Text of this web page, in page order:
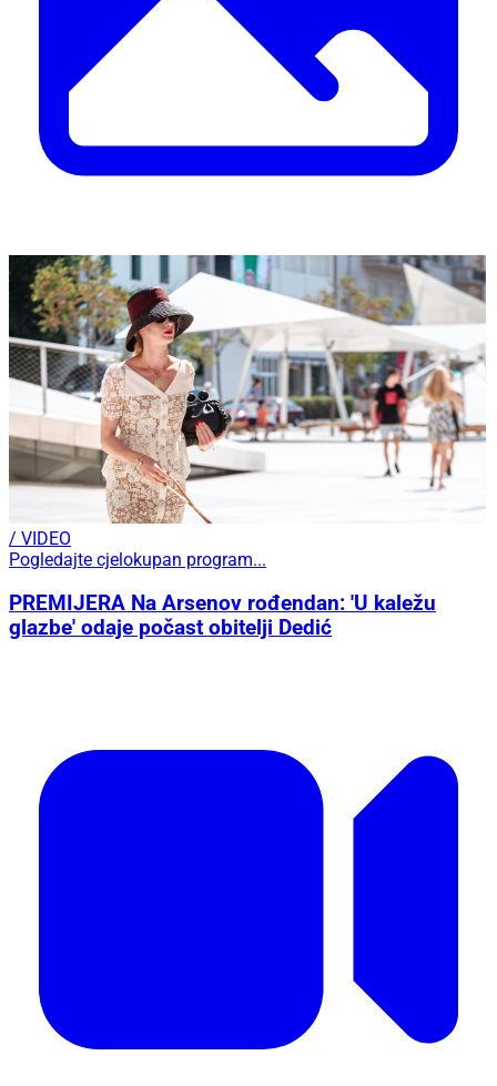
/ VIDEO
Pogledajte cjelokupan program...
PREMIJERA Na Arsenov rođendan: 'U kaležu
glazbe' odaje počast obitelji Dedić